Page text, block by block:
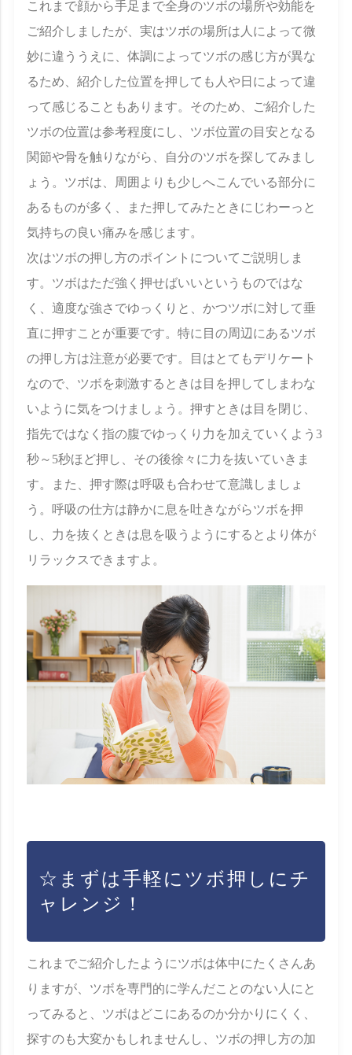
これまで顔から手足まで全身のツボの場所や効能を
ご紹介しましたが、実はツボの場所は人によって微
妙に違ううえに、体調によってツボの感じ方が異な
るため、紹介した位置を押しても人や日によって違
って感じることもあります。そのため、ご紹介した
ツボの位置は参考程度にし、ツボ位置の目安となる
関節や骨を触りながら、自分のツボを探してみまし
ょう。ツボは、周囲よりも少しへこんでいる部分に
あるものが多く、また押してみたときにじわーっと
気持ちの良い痛みを感じます。
次はツボの押し方のポイントについてご説明しま
す。ツボはただ強く押せばいいというものではな
く、適度な強さでゆっくりと、かつツボに対して垂
直に押すことが重要です。特に目の周辺にあるツボ
の押し方は注意が必要です。目はとてもデリケート
なので、ツボを刺激するときは目を押してしまわな
いように気をつけましょう。押すときは目を閉じ、
指先ではなく指の腹でゆっくり力を加えていくよう3
秒～5秒ほど押し、その後徐々に力を抜いていきま
す。また、押す際は呼吸も合わせて意識しましょ
う。呼吸の仕方は静かに息を吐きながらツボを押
し、力を抜くときは息を吸うようにするとより体が
リラックスできますよ。
☆まずは手軽にツボ押しにチ
ャレンジ！
これまでご紹介したようにツボは体中にたくさんあ
りますが、ツボを専門的に学んだことのない人にと
ってみると、ツボはどこにあるのか分かりにくく、
探すのも大変かもしれませんし、ツボの押し方の加